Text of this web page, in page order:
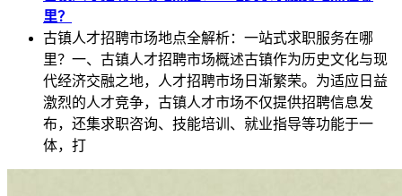
里？
古镇人才招聘市场地点全解析：一站式求职服务在哪
里？一、古镇人才招聘市场概述古镇作为历史文化与现
代经济交融之地，人才招聘市场日渐繁荣。为适应日益
激烈的人才竞争，古镇人才市场不仅提供招聘信息发
布，还集求职咨询、技能培训、就业指导等功能于一
体，打